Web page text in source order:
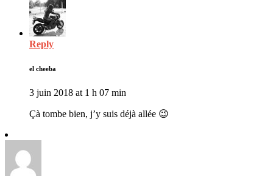
Reply
el cheeba
3 juin 2018 at 1 h 07 min
Çà tombe bien, j’y suis déjà allée 😉